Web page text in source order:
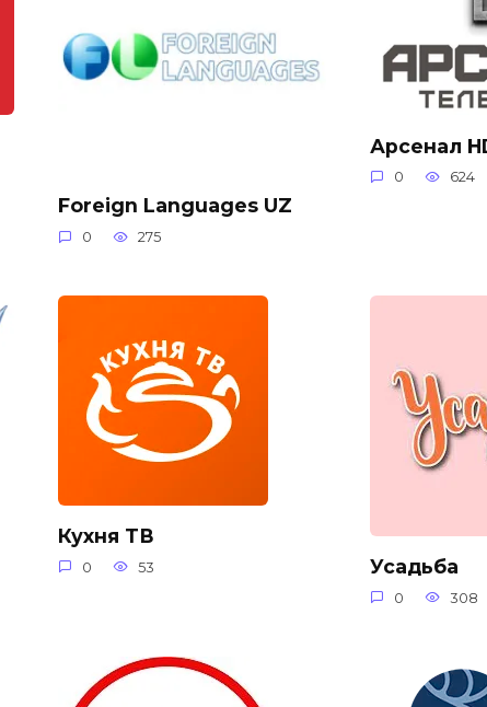
Foreign Languages UZ
0 275
Арсенал
0 624
Кухня ТВ
0 53 Усадьба
0 308